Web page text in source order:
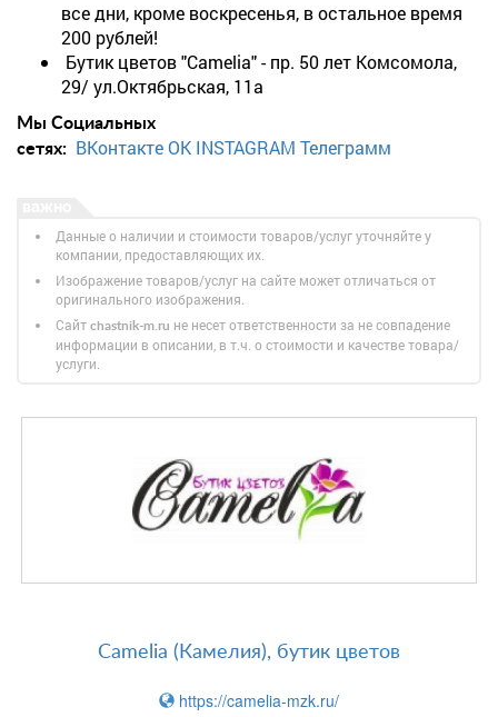
все дни, кроме воскресенья, в остальное время
200 рублей!
Бутик цветов "Camelia" - пр. 50 лет Комсомола,
29/ ул.Октябрьская, 11а
Мы Социальных
сетях: ВКонтакте OK INSTAGRAM Телеграмм
Данные о наличии и стоимости товаров/услуг уточняйте у
компании, предоставляющих их.
Изображение товаров/услуг на сайте может отличаться от
оригинального изображения.
Сайт chastnik-m.ru не несет ответственности за не совпадение
информации в описании, в т.ч. о стоимости и качестве товара/
услуги.
Camelia (Камелия), бутик цветов
https://camelia-mzk.ru/